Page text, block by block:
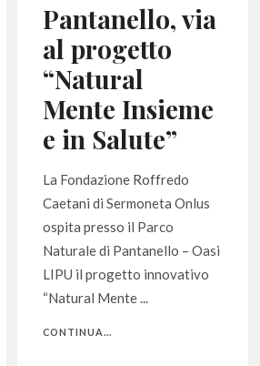
Pantanello, via
al progetto
“Natural
Mente Insieme
e in Salute”
La Fondazione Roffredo
Caetani di Sermoneta Onlus
ospita presso il Parco
Naturale di Pantanello – Oasi
LIPU il progetto innovativo
“Natural Mente ...
CONTINUA...